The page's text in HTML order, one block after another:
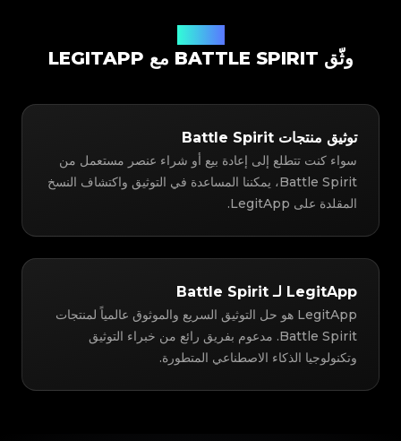
وثّق BATTLE SPIRIT مع LEGITAPP
توثيق منتجات Battle Spirit
سواء كنت تتطلع إلى إعادة بيع أو شراء عنصر مستعمل من
Battle Spirit، يمكننا المساعدة في التوثيق واكتشاف النسخ
المقلدة على LegitApp.
LegitApp لـ Battle Spirit
LegitApp هو حل التوثيق السريع والموثوق عالمياً لمنتجات
Battle Spirit. مدعوم بفريق رائع من خبراء التوثيق
وتكنولوجيا الذكاء الاصطناعي المتطورة.